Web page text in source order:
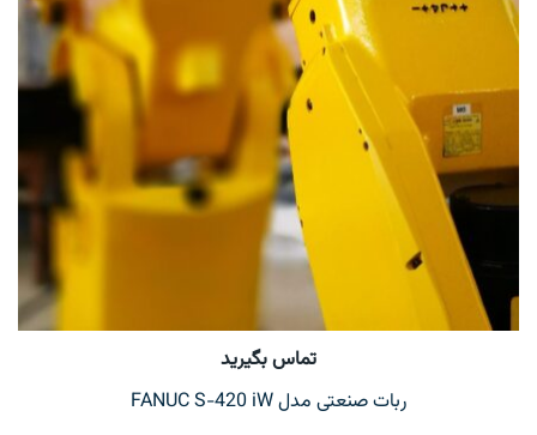
تماس بگیرید
ربات صنعتی مدل FANUC S-420 iW